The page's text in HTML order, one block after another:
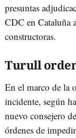
presuntas
CDC en Cataluña
constructoras.
Turull
En el marco de la
incidente, según
nuevo consejero
órdenes de